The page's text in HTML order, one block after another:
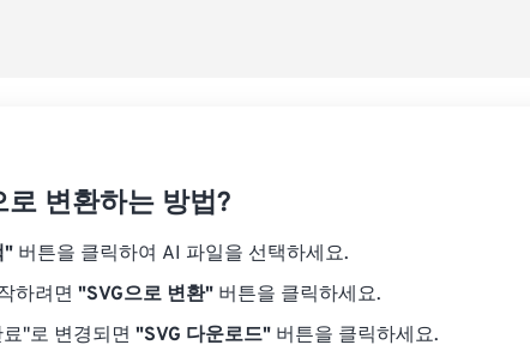
로 변환하는 방법?
" 버튼을 클릭하여 AI 파일을 선택하세요.
하려면 "SVG으로 변환" 버튼을 클릭하세요.
"로 변경되면 "SVG 다운로드" 버튼을 클릭하세요.